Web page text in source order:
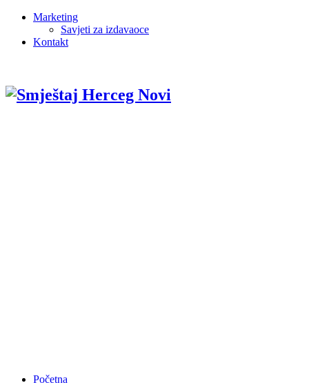
Marketing
Savjeti za izdavaoce
Kontakt
Početna